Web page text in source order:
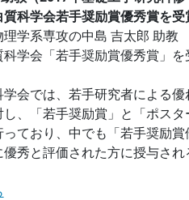
科学会若手奨励賞優秀賞を受
学系専攻の中島 吉太郎 助教
学会「若手奨励賞優秀賞」を
会では、若手研究者による優
、「若手奨励賞」と「ポスタ
ており、中でも「若手奨励賞
秀と評価された方に授与され